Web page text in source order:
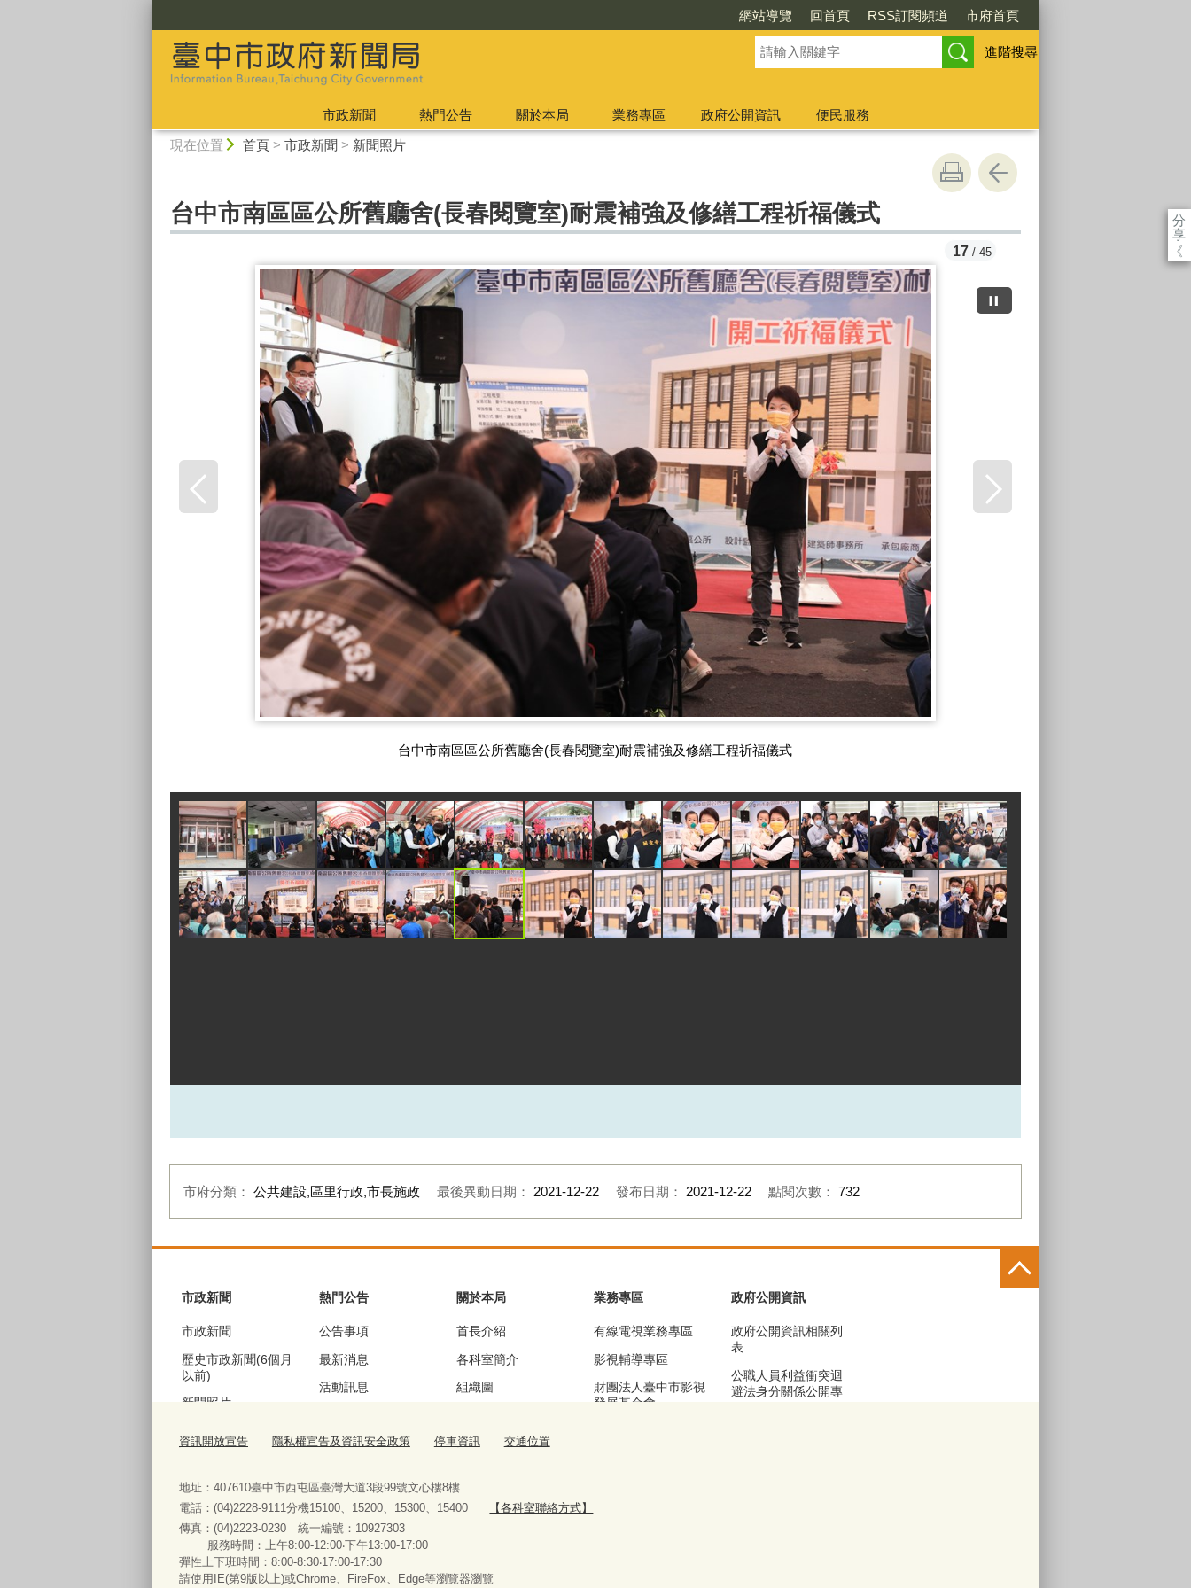
網站導覽 回首頁 RSS訂閱頻道 市府首頁
進階搜尋
市政新聞 熱門公告 關於本局 業務專區 政府公開資訊
便民服務
現在位置 首頁> 市政新聞 > 新聞照片
分
享
《
台中市南區區公所舊廳舍(長春閱覽室)耐震補強及修繕工程祈福儀式
台中市南區區公所舊廳舍(長春閱覽室)耐震補強及修繕工程祈福儀式
18 / 45
市府分類： 公共建設,區里行政,市長施政 最後異動日期： 2021-12-22 發布日期： 2021-12-22 點閱次數： 732
市政新聞
市政新聞
歷史市政新聞(6個月
以前)
新聞照片
以前)
熱門公告
公告事項
最新消息
活動訊息
公聽會訊息
關於本局
首長介紹
各科室簡介
組織圖
交通位置
業務專區
有線電視業務專區
影視輔導專區
財團法人臺中市影視
發展基金會
政府公開資訊
政府公開資訊相關列
表
公職人員利益衝突迴
避法身分關係公開專
便民服務
法規查詢
資訊開放宣告 隱私權宣告及資訊安全政策 停車資訊 交通位置
地址：407610臺中市西屯區臺灣大道3段99號文心樓8樓
電話：(04)2228-9111分機15100、15200、15300、15400
【各科室聯絡方式】
傳真：(04)2223-0230 統一編號 ： 10927303
服務時間：上午8:00-12:00‧下午13:00-17:00
彈性上下班時間：8:00-8:30‧17:00-17:30
請使用IE(第9版以上)或Chrome、FireFox、Edge等瀏覽器瀏覽